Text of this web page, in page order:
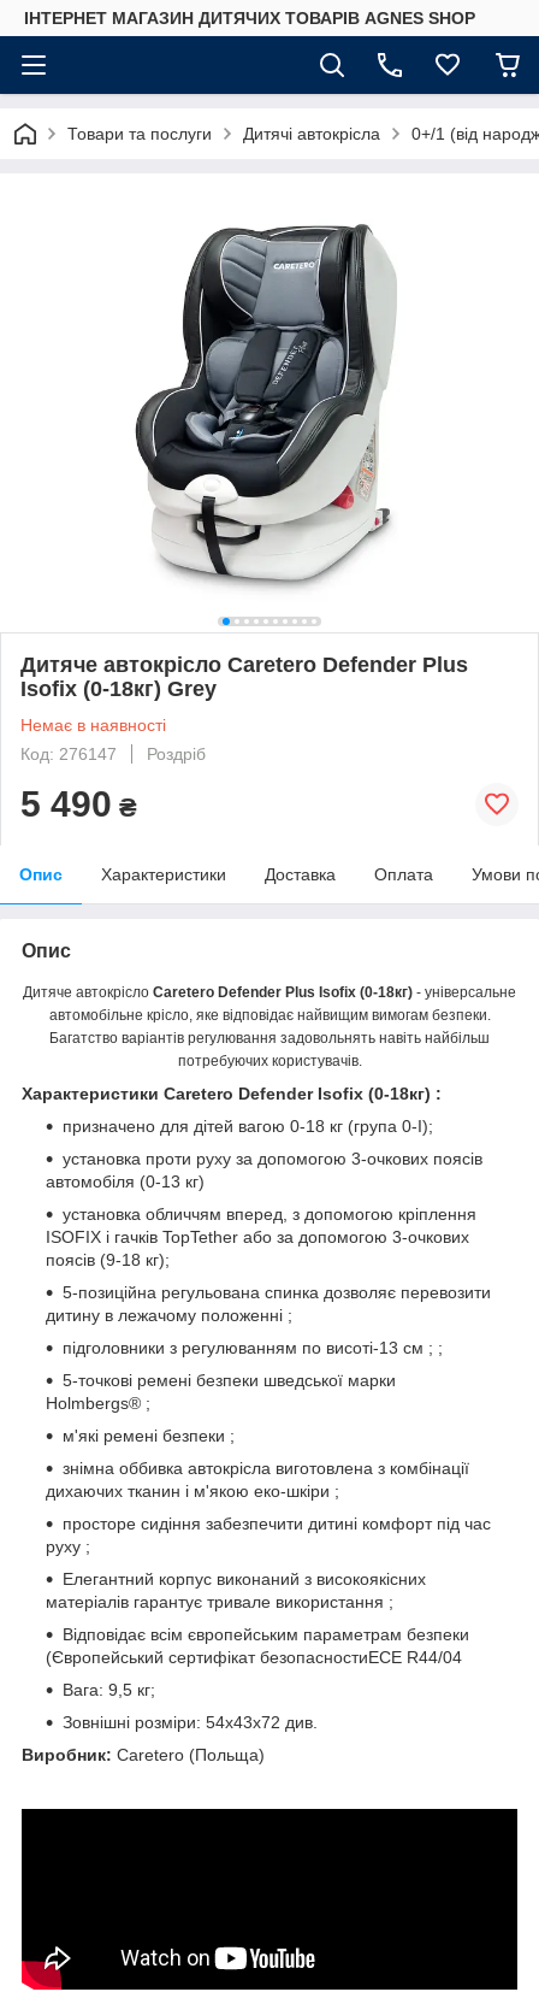
ІНТЕРНЕТ МАГАЗИН ДИТЯЧИХ ТОВАРІВ AGNES SHOP
Товари та послуги Дитячі автокрісла 0+/1 (від
Дитяче автокрісло Caretero Defender Plus
Isofix (0-18кг) Grey
Немає в наявності
Код: 276147
Роздріб
5 490 ₴
Опис Характеристики Доставка Оплата Умови
Опис
Дитяче автокрісло Caretero Defender Plus Isofix (0-18кг) - універсальне
автомобільне крісло, яке відповідає найвищим вимогам безпеки.
Багатство варіантів регулювання задовольнять навіть найбільш
потребуючих користувачів.
Характеристики Caretero Defender Isofix (0-18кг) :
призначено для дітей вагою 0-18 кг (група 0-I);
установка проти руху за допомогою 3-очкових поясів
автомобіля (0-13 кг)
установка обличчям вперед, з допомогою кріплення
ISOFIX і гачків TopTether або за допомогою 3-очкових
поясів (9-18 кг);
5-позиційна регульована спинка дозволяє перевозити
дитину в лежачому положенні ;
підголовники з регулюванням по висоті-13 см ; ;
5-точкові ремені безпеки шведської марки
Holmbergs® ;
м'які ремені безпеки ;
знімна оббивка автокрісла виготовлена з комбінації
дихаючих тканин і м'якою еко-шкіри ;
просторе сидіння забезпечити дитині комфорт під час
руху ;
Елегантний корпус виконаний з високоякісних
матеріалів гарантує тривале використання ;
Відповідає всім європейським параметрам безпеки
(Європейський сертифікат безопасностиЕСЕ R44/04
Вага: 9,5 кг;
Зовнішні розміри: 54x43x72 див.
Виробник: Caretero (Польща)